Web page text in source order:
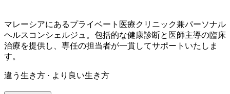
マレーシアにあるプライベート医療クリニック兼パーソナル
ヘルスコンシェルジュ。包括的な健康診断と医師主導の臨床
治療を提供し、専任の担当者が一貫してサポートいたしま
す。
違う生き方 · より良い生き方